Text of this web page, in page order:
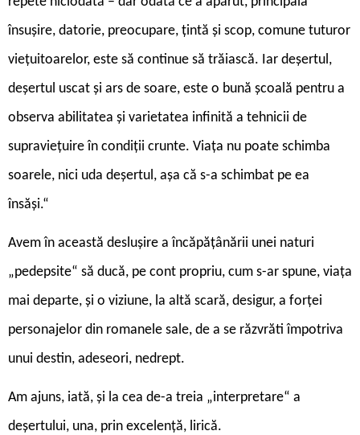
însușire, datorie, preocupare, țintă și scop, comune tuturor
viețuitoarelor, este să continue să trăiască. Iar deșertul,
deșertul uscat și ars de soare, este o bună școală pentru a
observa abilitatea și varietatea infinită a tehnicii de
supraviețuire în condiții crunte. Viața nu poate schimba
soarele, nici uda deșertul, așa că s-a schimbat pe ea
însăși.“
Avem în această deslușire a încăpățânării unei naturi
„pedepsite“ să ducă, pe cont propriu, cum s-ar spune, viața
mai departe, și o viziune, la altă scară, desigur, a forței
personajelor din romanele sale, de a se răzvrăti împotriva
unui destin, adeseori, nedrept.
Am ajuns, iată, și la cea de-a treia „interpretare“ a
deșertului, una, prin excelență, lirică.